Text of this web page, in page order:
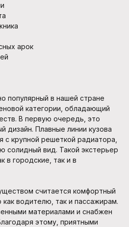
арок
популярный в нашей стране
категории, обладающий
В первую очередь, это
дизайн. Плавные линии кузова
с крупной решеткой радиатора,
солидный вид. Такой экстерьер
в городские, так и в
считается комфортный
водителю, так и пассажирам.
материалами и снабжен
этому, приятными